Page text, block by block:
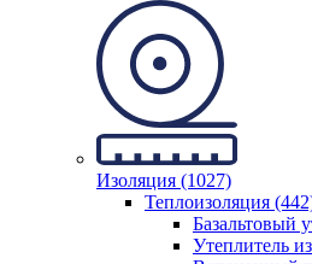
Изоляция (1027)
Теплоизоляция
Базальтовый
Утеплитель